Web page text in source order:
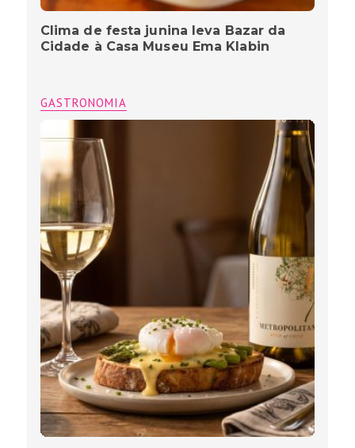
Clima de festa junina leva Bazar da
Cidade à Casa Museu Ema Klabin
GASTRONOMIA